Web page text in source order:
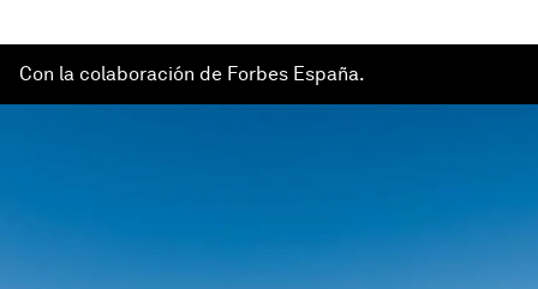
Con la colaboración de Forbes España.